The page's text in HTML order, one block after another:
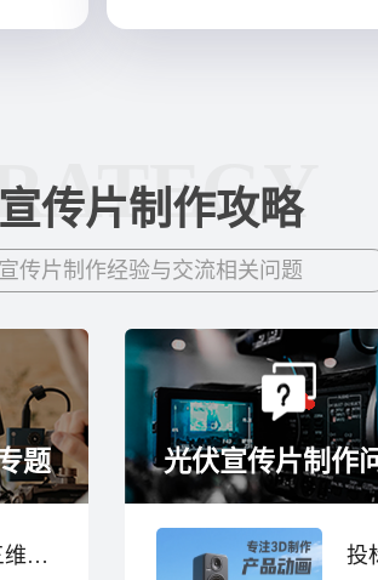
传片制作攻略
传片制作经验与交流相关问题
题
三维演示动画设计有哪些好处
光伏宣传片制作